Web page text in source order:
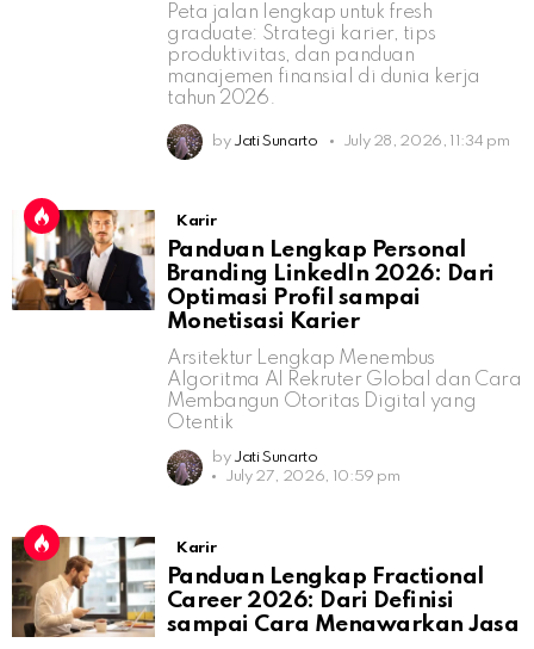
Peta jalan lengkap untuk fresh
graduate: Strategi karier, tips
produktivitas, dan panduan
manajemen finansial di dunia kerja
tahun 2026.
by Jati Sunarto July 28, 2026, 11:34 pm
Karir
Panduan Lengkap Personal
Branding LinkedIn 2026: Dari
Optimasi Profil sampai
Monetisasi Karier
Arsitektur Lengkap Menembus
Algoritma AI Rekruter Global dan Cara
Membangun Otoritas Digital yang
Otentik
by Jati Sunarto
July 27, 2026, 10:59 pm
Karir
Panduan Lengkap Fractional
Career 2026: Dari Definisi
sampai Cara Menawarkan Jasa